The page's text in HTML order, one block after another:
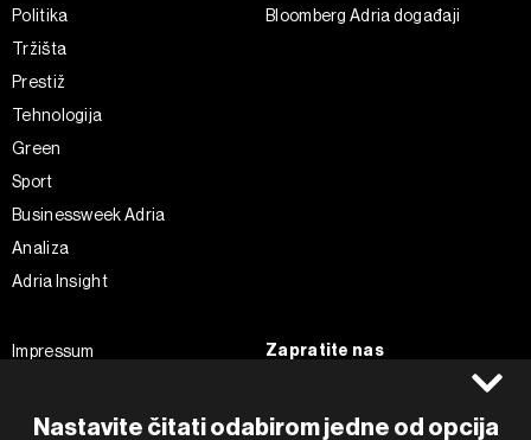
Nastavite čitati odabirom jedne od opcija
Politika
Tržišta
Prestiž
Tehnologija
Green
Sport
Businessweek Adria
Analiza
Adria Insight
Bloomberg Adria događaji
Impressum
Pravila privatnosti
Zapratite nas
Instagram